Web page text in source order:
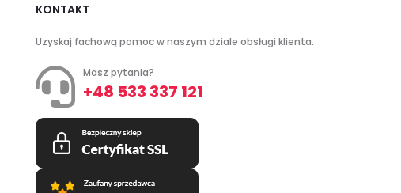
KONTAKT
Uzyskaj fachową pomoc w naszym dziale obsługi klienta.
Masz pytania?
+48 533 337 121